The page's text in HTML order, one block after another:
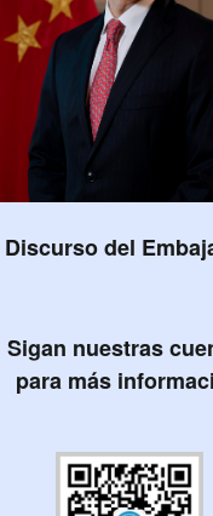
Discurso del
Sigan nuestras
para más